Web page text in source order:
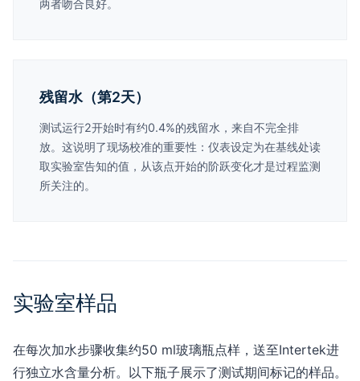
两者吻合良好。
残留水（第2天）
测试运行2开始时有约0.4%的残留水，来自不完全排
放。这说明了现场校准的重要性：仪表设定为在基线处读
取实验室告知的值，从该点开始的阶跃变化才是过程监测
所关注的。
实验室样品
在每次加水步骤收集约50 ml玻璃瓶点样，送至Intertek进
行独立水含量分析。以下瓶子展示了测试期间标记的样品。